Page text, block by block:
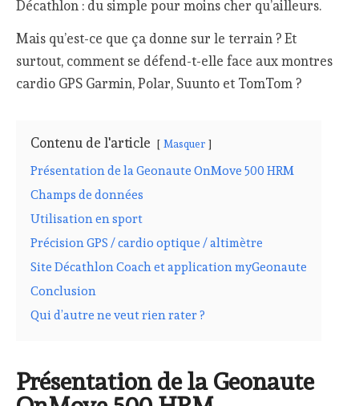
Décathlon : du simple pour moins cher qu’ailleurs.
Mais qu’est-ce que ça donne sur le terrain ? Et
surtout, comment se défend-t-elle face aux montres
cardio GPS Garmin, Polar, Suunto et TomTom ?
Contenu de l'article Masquer
Présentation de la Geonaute OnMove 500 HRM
Champs de données
Utilisation en sport
Précision GPS / cardio optique / altimètre
Site Décathlon Coach et application myGeonaute
Conclusion
Qui d’autre ne veut rien rater ?
Présentation de la Geonaute